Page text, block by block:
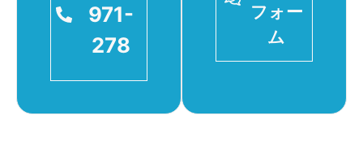
971-
278
フォー
ム